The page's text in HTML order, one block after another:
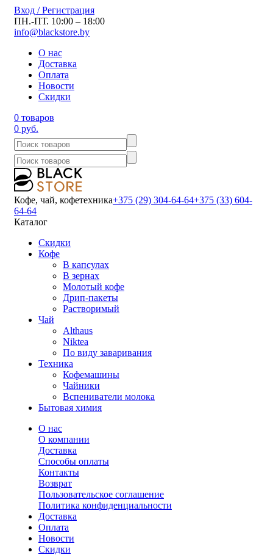
Вход / Регистрация
ПН.-ПТ. 10:00 – 18:00
info@blackstore.by
О нас
Доставка
Оплата
Новости
Скидки
0 товаров
0 руб.
Кофе, чай, кофетехника+375 (29) 304-64-64+375 (33) 604-
64-64
Каталог
Скидки
Кофе
В капсулах
В зернах
Молотый кофе
Дрип-пакеты
Растворимый
Чай
Althaus
Niktea
По виду заваривания
Техника
Кофемашины
Чайники
Вспениватели молока
Бытовая химия
О нас
О компании
Доставка
Способы оплаты
Контакты
Возврат
Пользовательское соглашение
Политика конфиденциальности
Доставка
Оплата
Новости
Скидки